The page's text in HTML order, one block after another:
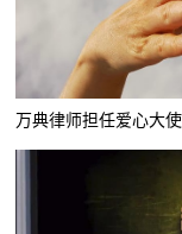
万典律师担任爱心大